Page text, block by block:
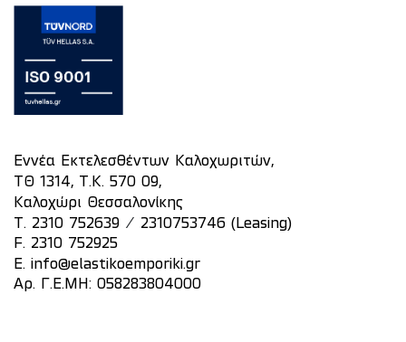
Εννέα Εκτελεσθέντων Καλοχωριτών,
ΤΘ 1314, Τ.Κ. 570 09,
Καλοχώρι Θεσσαλονίκης
T. 2310 752639 /
2310753746 (Leasing)
F. 2310 752925
E.
info@elastikoemporiki.gr
Αρ. Γ.Ε.ΜΗ: 058283804000